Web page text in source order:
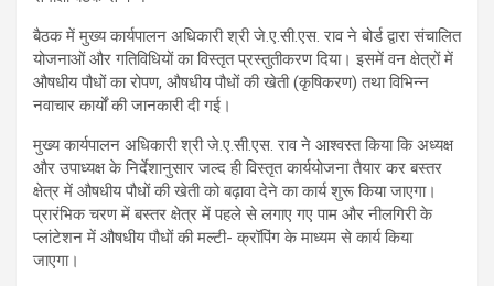
बैठक में मुख्य कार्यपालन अधिकारी श्री जे.ए.सी.एस. राव ने बोर्ड द्वारा संचालित
योजनाओं और गतिविधियों का विस्तृत प्रस्तुतीकरण दिया। इसमें वन क्षेत्रों में
औषधीय पौधों का रोपण, औषधीय पौधों की खेती (कृषिकरण) तथा विभिन्न
नवाचार कार्यों की जानकारी दी गई।
मुख्य कार्यपालन अधिकारी श्री जे.ए.सी.एस. राव ने आश्वस्त किया कि अध्यक्ष
और उपाध्यक्ष के निर्देशानुसार जल्द ही विस्तृत कार्ययोजना तैयार कर बस्तर
क्षेत्र में औषधीय पौधों की खेती को बढ़ावा देने का कार्य शुरू किया जाएगा।
प्रारंभिक चरण में बस्तर क्षेत्र में पहले से लगाए गए पाम और नीलगिरी के
प्लांटेशन में औषधीय पौधों की मल्टी- क्रॉपिंग के माध्यम से कार्य किया
जाएगा।